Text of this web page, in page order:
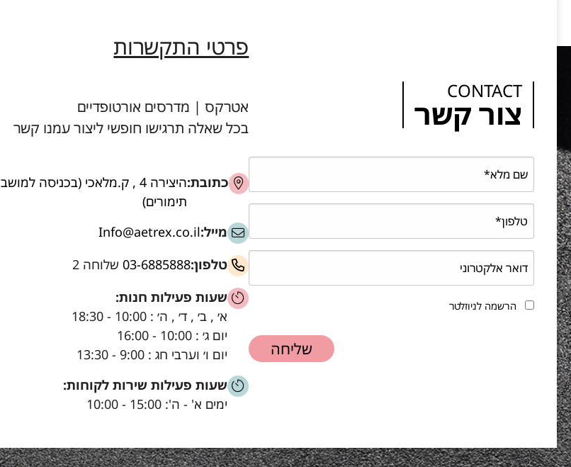
CONTACT
צור קשר
הרשמה לניוזלטר
פרטי התקשרות
אטרקס | מדרסים אורטופדיים
בכל שאלה תרגישו חופשי ליצור עמנו קשר
כתובת:
היצירה 4 , ק.מלאכי (בכניסה למושב
תימורים)
מייל:Info@aetrex.co.il
טלפון:03-6885888שלוחה 2
שעות פעילות חנות:
א׳ , ב׳ , ד׳ , ה׳ : 10:00 - 18:30
יום ג׳ : 10:00 - 16:00
יום ו׳ וערבי חג : 9:00 - 13:30
שעות פעילות שירות לקוחות:
ימים א' - ה': 15:00 - 10:00